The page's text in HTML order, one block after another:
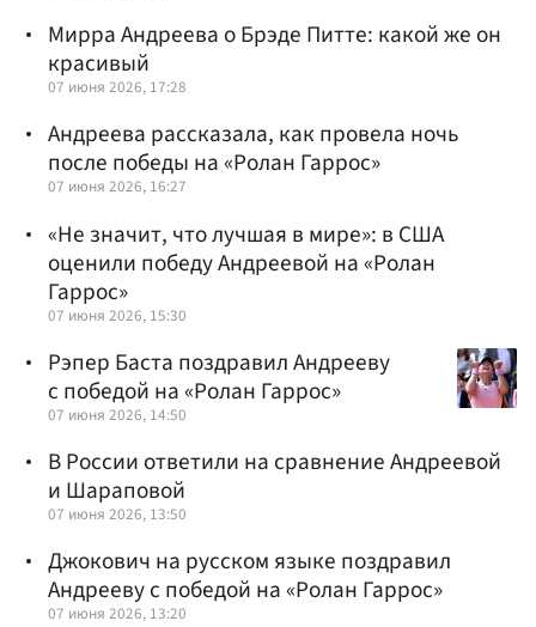
Мирра Андреева о Брэде Питте: какой же он
красивый
07 июня 2026, 17:28
Андреева рассказала, как провела ночь
после победы на «Ролан Гаррос»
07 июня 2026, 16:27
«Не значит, что лучшая в мире»: в США
оценили победу Андреевой на «Ролан
Гаррос»
07 июня 2026, 15:30
Рэпер Баста поздравил Андрееву
с победой на «Ролан Гаррос»
07 июня 2026, 14:50
В России ответили на сравнение Андреевой
и Шараповой
07 июня 2026, 13:50
Джокович на русском языке поздравил
Андрееву с победой на «Ролан Гаррос»
07 июня 2026, 13:20